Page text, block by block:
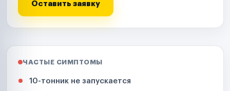
Оставить заявку
ЧАСТЫЕ СИМПТОМЫ
10-тонник не запускается